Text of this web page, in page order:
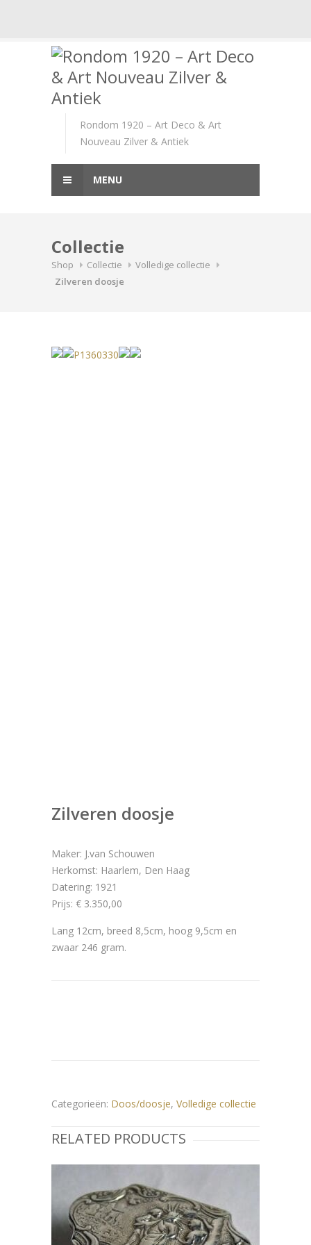
Rondom 1920 – Art Deco & Art
Nouveau Zilver & Antiek
MENU
Collectie
Shop Collectie
Volledige collectie
Zilveren doosje
Zilveren doosje
Maker: J.van Schouwen
Herkomst: Haarlem, Den Haag
Datering: 1921
Prijs: € 3.350,00
Lang 12cm, breed 8,5cm, hoog 9,5cm en
zwaar 246 gram.
Categorieën: Doos/doosje, Volledige collectie
RELATED PRODUCTS